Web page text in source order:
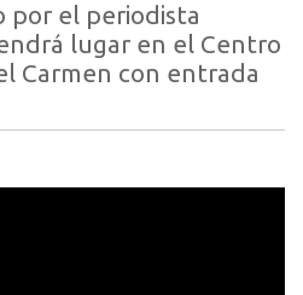
por el periodista
lugar en el Centro
Carmen con entrada